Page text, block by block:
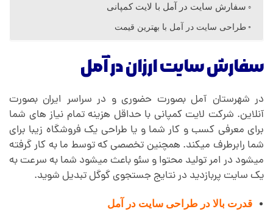
ل سفارش سایت در آمل با لایت کمپانی
طراحی سایت در آمل با بهترین قیمت
سفارش سایت ارزان در آمل
در شهرستان آمل بصورت حضوری و در سراسر ایران بصورت
آنلاین. شرکت لایت کمپانی با حداقل هزینه تمام نیاز های شما
برای معرفی کسب و کار شما و یا طراحی یک فروشگاه زیبا برای
شما رابرطرف میکند. همچنین تخصصی که توسط ما به کار گرفته
میشود در امر تولید محتوا و سئو باعث میشود شما به سرعت به
یک سایت پربازدید در نتایج جستجوی گوگل تبدیل شوید.
قدرت بالا در طراحی سایت در آمل